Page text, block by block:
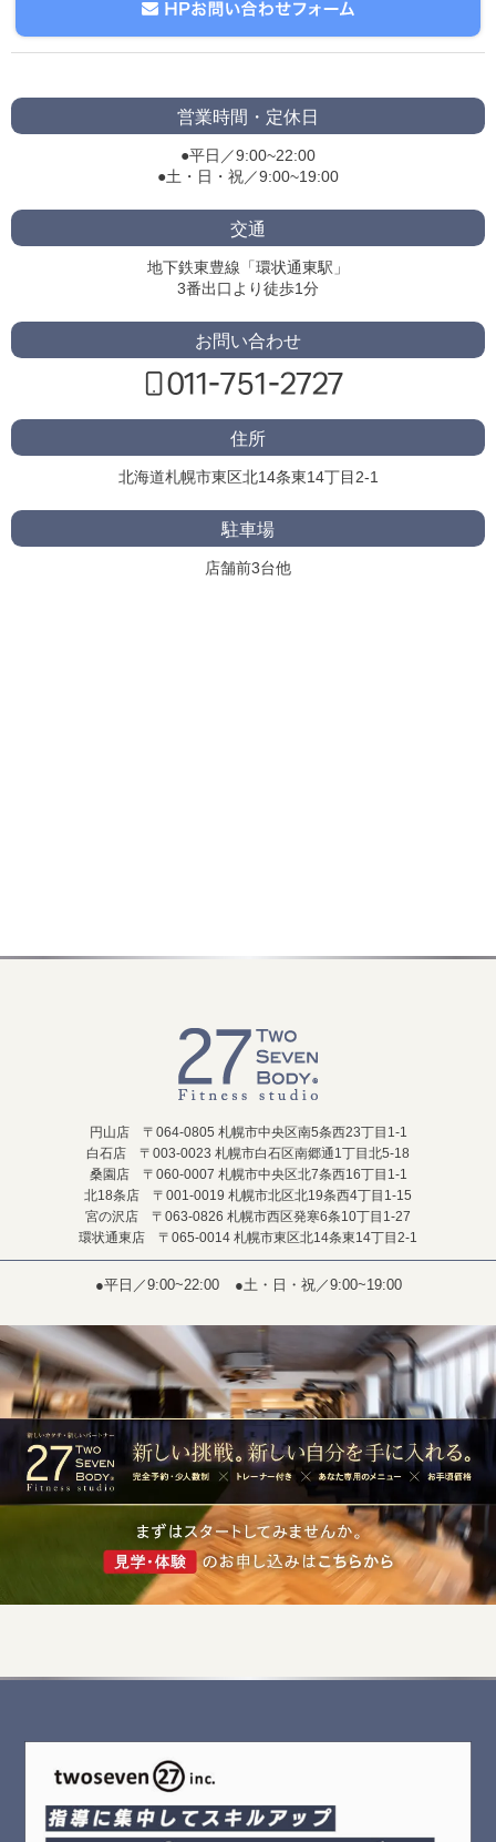
営業時間・定休日
●平日／9:00~22:00
●土・日・祝／9:00~19:00
交通
地下鉄東豊線「環状通東駅」
3番出口より徒歩1分
お問い合わせ
住所
北海道札幌市東区北14条東14丁目2-1
駐車場
店舗前3台他
円山店 〒064-0805 札幌市中央区南5条西23丁目1-1
白石店 〒003-0023 札幌市白石区南郷通1丁目北5-18
桑園店 〒060-0007 札幌市中央区北7条西16丁目1-1
北18条店 〒001-0019 札幌市北区北19条西4丁目1-15
宮の沢店 〒063-0826 札幌市西区発寒6条10丁目1-27
環状通東店 〒065-0014 札幌市東区北14条東14丁目2-1
●平日／9:00~22:00 ●土・日・祝／9:00~19:00